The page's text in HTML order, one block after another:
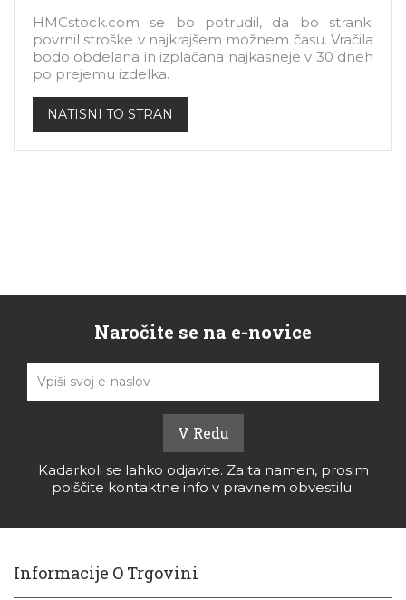
HMCstock.com se bo potrudil, da bo stranki
povrnil stroške v najkrajšem možnem času. Vračila
bodo obdelana in izplačana najkasneje v 30 dneh
po prejemu izdelka.
Naročite se na e-novice
Kadarkoli se lahko odjavite. Za ta namen, prosim
poiščite kontaktne info v pravnem obvestilu.
Informacije O Trgovini